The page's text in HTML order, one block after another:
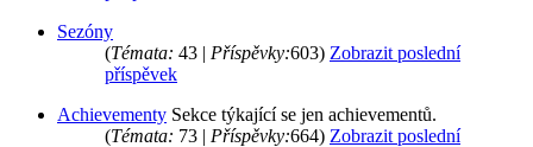
Sezóny
(Témata: 43 | Příspěvky:603) Zobrazit poslední
příspěvek
Achievementy Sekce týkající se jen achievementů.
(Témata: 73 | Příspěvky:664) Zobrazit poslední